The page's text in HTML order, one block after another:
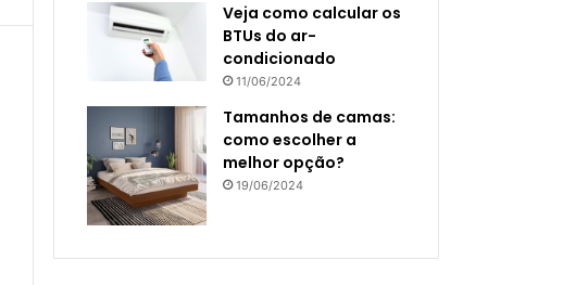
Veja como calcular os
BTUs do ar-
condicionado
11/06/2024
Tamanhos de camas:
como escolher a
melhor opção?
19/06/2024